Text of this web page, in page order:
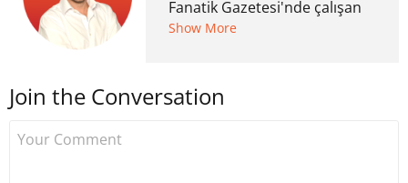
Fanatik Gazetesi'nde çalışan
Hakan Ateşler, 2020 yılında
Uzmancoin bünyesinde
Show More
Join the Conversation